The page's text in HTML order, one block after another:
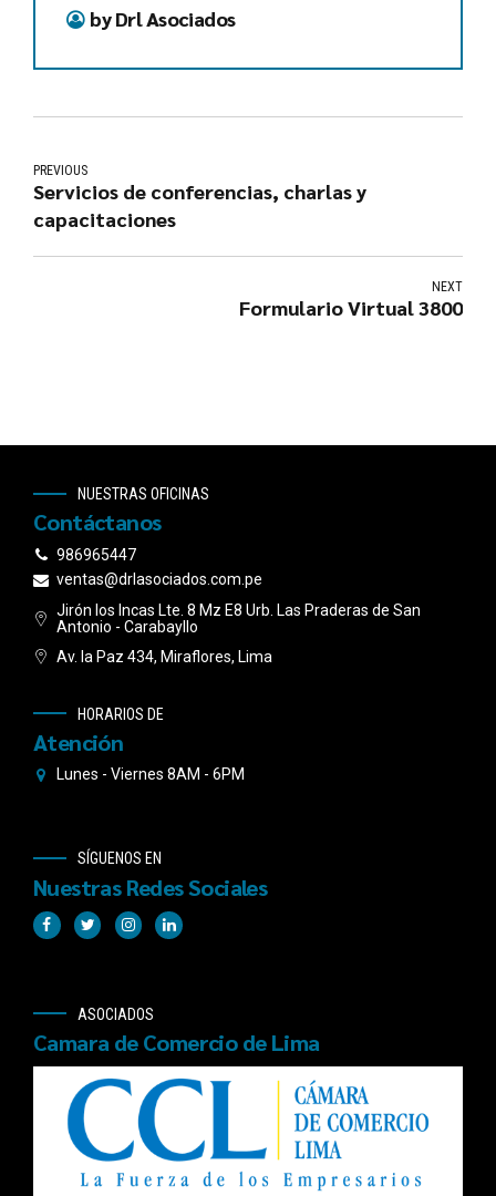
by Drl Asociados
PREVIOUS
Servicios de conferencias, charlas y
capacitaciones
NEXT
Formulario Virtual 3800
NUESTRAS OFICINAS
Contáctanos
986965447
ventas@drlasociados.com.pe
Jirón los Incas Lte. 8 Mz E8 Urb. Las Praderas de San
Antonio - Carabayllo
Av. la Paz 434, Miraflores, Lima
HORARIOS DE
Atención
Lunes - Viernes 8AM - 6PM
SÍGUENOS EN
Nuestras Redes Sociales
ASOCIADOS
Camara de Comercio de Lima